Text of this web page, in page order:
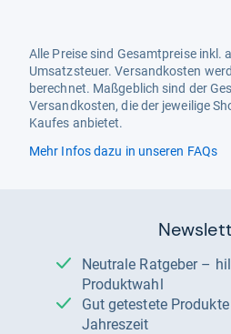
Alle Preise sind Gesamtpreise inkl.
Umsatzsteuer. Versandkosten
berechnet. Maßgeblich sind der
Versandkosten, die der jeweilige
Kaufes anbietet.
Mehr Infos dazu in unseren FAQs
Neutrale Ratgeber – hilfreich für Ihre
Produktwahl
Gut getestete Produkte – passend zur
Jahreszeit